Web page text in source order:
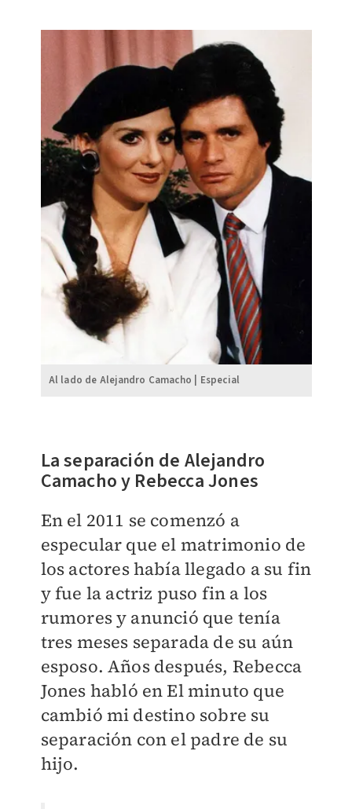
Al lado de Alejandro Camacho | Especial
La separación de Alejandro
Camacho y Rebecca Jones
En el 2011 se comenzó a
especular que el matrimonio de
los actores había llegado a su fin
y fue la actriz puso fin a los
rumores y anunció que tenía
tres meses separada de su aún
esposo. Años después, Rebecca
Jones habló en El minuto que
cambió mi destino sobre su
separación con el padre de su
hijo.